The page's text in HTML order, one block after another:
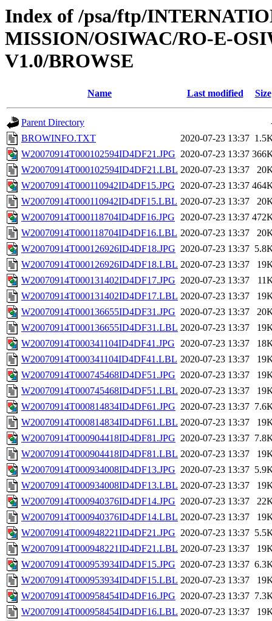
Index of /psa/ftp/
MISSION/OSIWAC/RO-E-
V1.0/BROWSE
Name Last modified Size
Parent Directory
BROWINFO.TXT
2020-07-23 13:37
W20070914T000102594ID4DF21.JPG 2020-07-23 13:37
W20070914T000102594ID4DF21.LBL 2020-07-23 13:37
W20070914T000110942ID4DF15.JPG 2020-07-23 13:37
W20070914T000110942ID4DF15.LBL 2020-07-23 13:37
W20070914T000118704ID4DF16.JPG 2020-07-23 13:37
W20070914T000118704ID4DF16.LBL 2020-07-23 13:37
W20070914T000126926ID4DF18.JPG 2020-07-23 13:37
W20070914T000126926ID4DF18.LBL 2020-07-23 13:37
W20070914T000131402ID4DF17.JPG 2020-07-23 13:37
W20070914T000131402ID4DF17.LBL 2020-07-23 13:37
W20070914T000136655ID4DF31.JPG 2020-07-23 13:37
W20070914T000136655ID4DF31.LBL 2020-07-23 13:37
W20070914T000341104ID4DF41.JPG 2020-07-23 13:37
W20070914T000341104ID4DF41.LBL 2020-07-23 13:37
W20070914T000745468ID4DF51.JPG 2020-07-23 13:37
W20070914T000745468ID4DF51.LBL 2020-07-23 13:37
W20070914T000814834ID4DF61.JPG 2020-07-23 13:37
W20070914T000814834ID4DF61.LBL 2020-07-23 13:37
W20070914T000904418ID4DF81.JPG 2020-07-23 13:37
W20070914T000904418ID4DF81.LBL 2020-07-23 13:37
W20070914T000934008ID4DF13.JPG 2020-07-23 13:37
W20070914T000934008ID4DF13.LBL 2020-07-23 13:37
W20070914T000940376ID4DF14.JPG 2020-07-23 13:37
W20070914T000940376ID4DF14.LBL 2020-07-23 13:37
W20070914T000948221ID4DF21.JPG 2020-07-23 13:37
W20070914T000948221ID4DF21.LBL 2020-07-23 13:37
W20070914T000953934ID4DF15.JPG 2020-07-23 13:37
W20070914T000953934ID4DF15.LBL 2020-07-23 13:37
W20070914T000958454ID4DF16.JPG 2020-07-23 13:37
W20070914T000958454ID4DF16.LBL 2020-07-23 13:37